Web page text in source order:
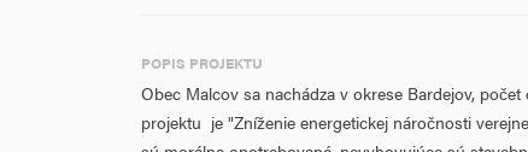
POPIS PROJEKTU
Obec Malcov sa nachádza v okrese Bardejov,
projektu je "Zníženie energetickej náročnosti